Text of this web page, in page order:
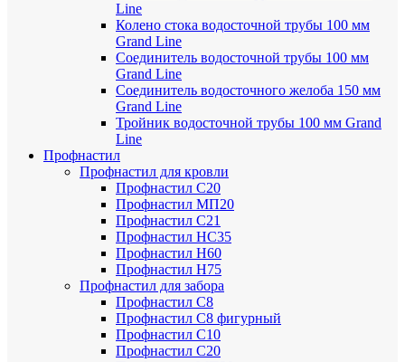
Line
Колено стока водосточной трубы 100 мм
Grand Line
Соединитель водосточной трубы 100 мм
Grand Line
Соединитель водосточного желоба 150 мм
Grand Line
Тройник водосточной трубы 100 мм Grand
Line
Профнастил
Профнастил для кровли
Профнастил С20
Профнастил МП20
Профнастил С21
Профнастил НС35
Профнастил Н60
Профнастил Н75
Профнастил для забора
Профнастил С8
Профнастил С8 фигурный
Профнастил С10
Профнастил С20